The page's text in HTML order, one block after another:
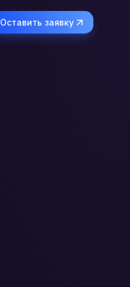
Оставить заявку